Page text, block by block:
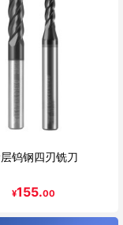
钨钢四刃铣刀
¥155.00